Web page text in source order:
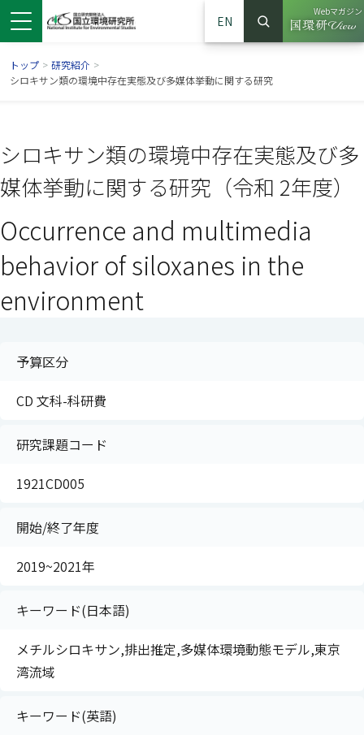
ウで開きます）
ンドウで開きます）
ウインドウで開きます）
EN
サイト内検索
検索
Webマガジン
（別ウイ
トップ > 研究紹介 >
シロキサン類の環境中存在実態及び多媒体挙動に関する研究
シロキサン類の環境中存在実態及び多
媒体挙動に関する研究（令和 2年度）
Occurrence and multimedia
behavior of siloxanes in the
environment
予算区分
CD 文科-科研費
研究課題コード
1921CD005
開始/終了年度
2019~2021年
キーワード(日本語)
メチルシロキサン,排出推定,多媒体環境動態モデル,東京
湾流域
キーワード(英語)